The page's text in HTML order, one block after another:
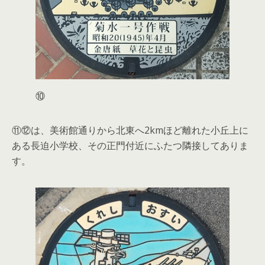
⑩
⑪⑫は、美術館通りから北東へ2kmほど離れた小丘上に
ある長迫小学校、その正門付近にふたつ隣接してありま
す。